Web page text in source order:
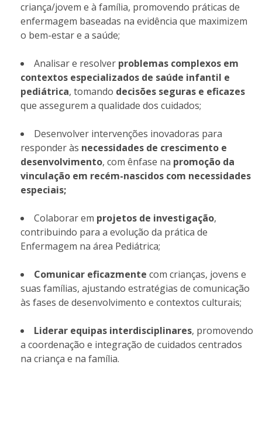
criança/jovem e à família, promovendo práticas de
enfermagem baseadas na evidência que maximizem
o bem-estar e a saúde;
Analisar e resolver problemas complexos em
contextos especializados de saúde infantil e
pediátrica, tomando decisões seguras e eficazes
que assegurem a qualidade dos cuidados;
Desenvolver intervenções inovadoras para
responder às necessidades de crescimento e
desenvolvimento, com ênfase na promoção da
vinculação em recém-nascidos com necessidades
especiais;
Colaborar em projetos de investigação,
contribuindo para a evolução da prática de
Enfermagem na área Pediátrica;
Comunicar eficazmente com crianças, jovens e
suas famílias, ajustando estratégias de comunicação
às fases de desenvolvimento e contextos culturais;
Liderar equipas interdisciplinares, promovendo
a coordenação e integração de cuidados centrados
na criança e na família.